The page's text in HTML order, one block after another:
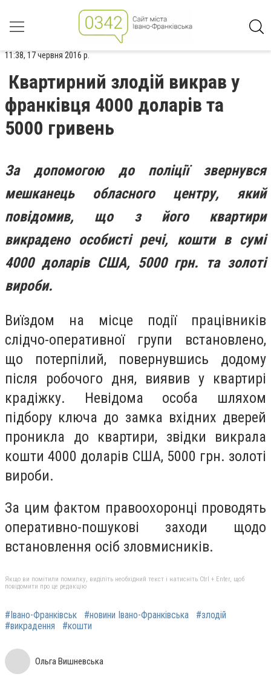
11:38, 17 червня 2016 р.
Квартирний злодій викрав у
франківця 4000 доларів та
5000 гривень
За допомогою до поліції звернувся
мешканець обласного центру, який
повідомив, що з його квартири
викрадено особисті речі, кошти в сумі
4000 доларів США, 5000 грн. та золоті
вироби.
Виїздом на місце події працівників
слідчо-оперативної групи встановлено,
що потерпілий, повернувшись додому
після робочого дня, виявив у квартирі
крадіжку. Невідома особа шляхом
підбору ключа до замка вхідних дверей
проникла до квартири, звідки викрала
кошти 4000 доларів США, 5000 грн. золоті
вироби.
За цим фактом правоохоронці проводять
оперативно-пошукові заходи щодо
встановлення осіб зловмисників.
Якщо ви помітили помилку, виділіть необхідний текст і натисніть Ctrl + Enter, щоб
повідомити про це редакцію
#Івано-Франківськ #новини Івано-Франківська
#злодій
#викрадення
#кошти
Ольга Вишневська